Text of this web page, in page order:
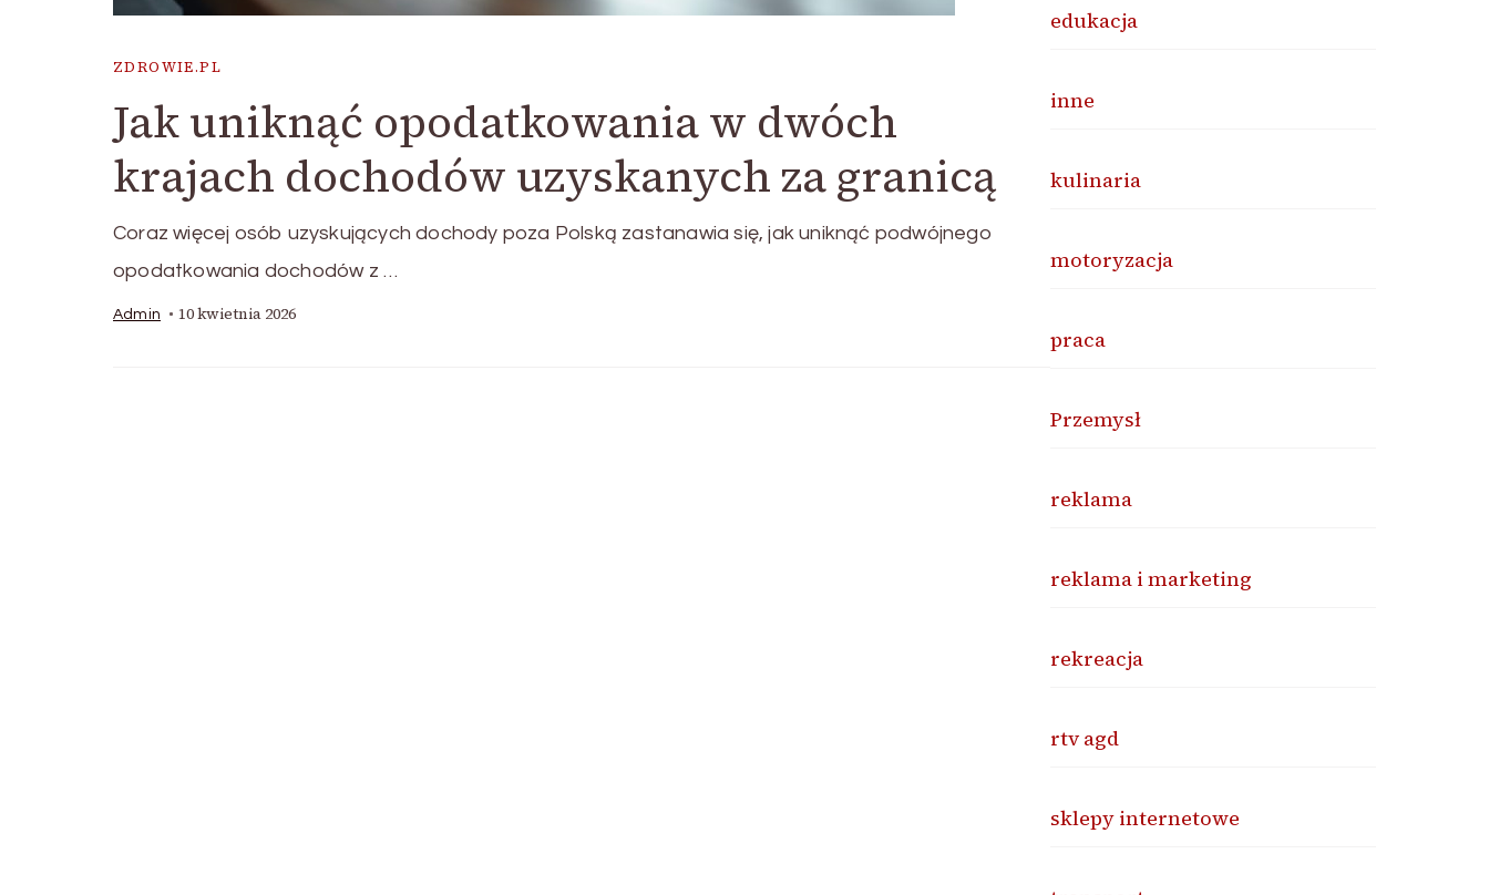
ZDROWIE.PL
Jak uniknąć opodatkowania w dwóch
krajach dochodów uzyskanych za granicą
Coraz więcej osób uzyskujących dochody poza Polską zastanawia się, jak uniknąć podwójnego
opodatkowania dochodów z …
Admin 10 kwietnia 2026
edukacja
inne
kulinaria
motoryzacja
praca
Przemysł
reklama
reklama i marketing
rekreacja
rtv agd
sklepy internetowe